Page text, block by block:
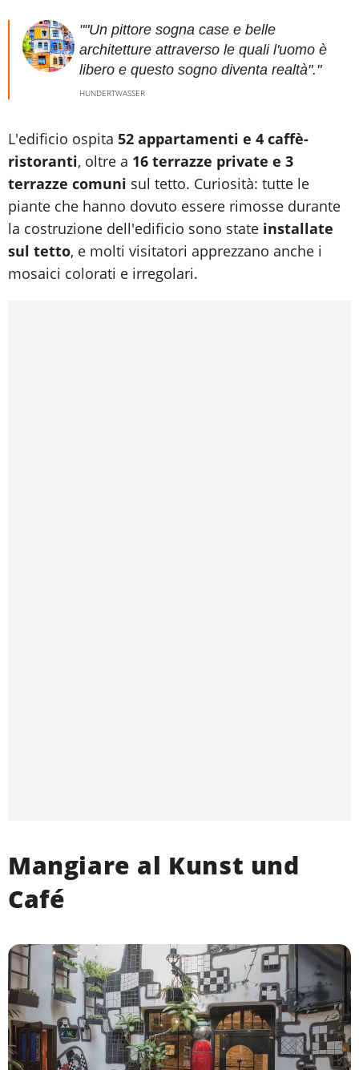
""Un pittore sogna case e belle
architetture attraverso le quali l'uomo è
libero e questo sogno diventa realtà"."
HUNDERTWASSER
L'edificio ospita 52 appartamenti e 4 caffè-
ristoranti, oltre a 16 terrazze private e 3
terrazze comuni sul tetto. Curiosità: tutte le
piante che hanno dovuto essere rimosse durante
la costruzione dell'edificio sono state installate
sul tetto, e molti visitatori apprezzano anche i
mosaici colorati e irregolari.
Mangiare al Kunst und
Café